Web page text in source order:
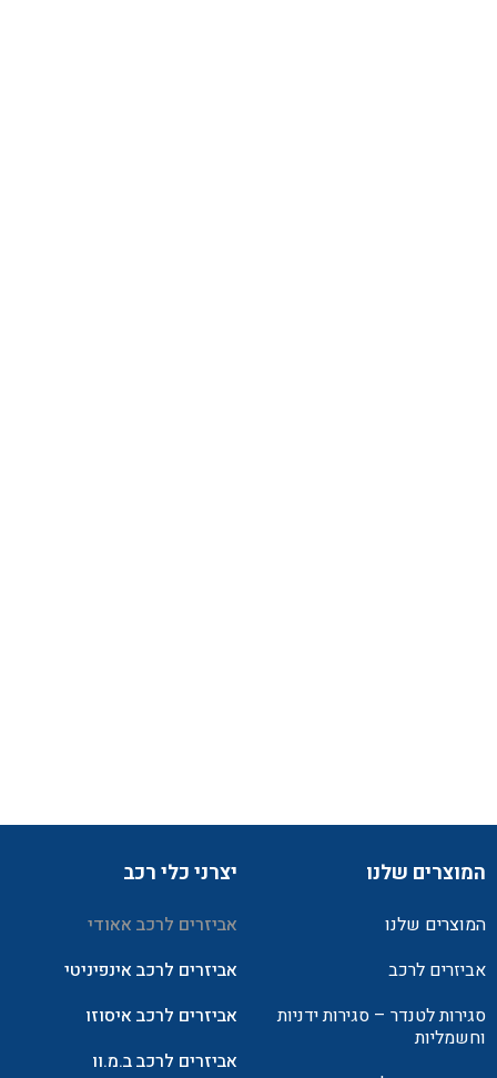
המוצרים שלנו
המוצרים שלנו
אביזרים לרכב
סגירות לטנדר – סגירות ידניות
וחשמליות
יצרני כלי רכב
אביזרים לרכב אאודי
אביזרים לרכב אינפיניטי
אביזרים לרכב איסוזו
אביזרים לרכב ב.מ.וו